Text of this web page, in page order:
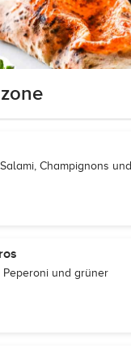
Champignons und
Peperoni und grüner